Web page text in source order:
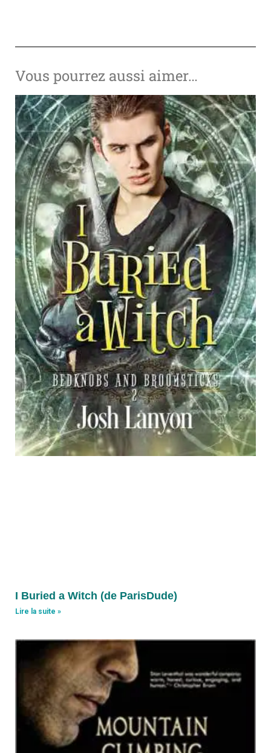
Vous pourrez aussi aimer…
I Buried a Witch (de ParisDude)
Lire la suite »